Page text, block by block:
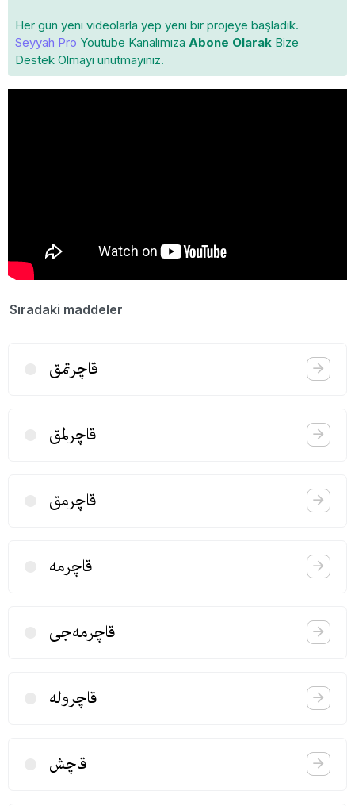
Her gün yeni videolarla yep yeni bir projeye başladık.
Seyyah Pro Youtube Kanalımıza Abone Olarak Bize
Destek Olmayı unutmayınız.
Sıradaki maddeler
قاچرتمق
قاچرلمق
قاچرمق
قاچرمه
قاچرمه‌جی
قاچروله
قاچش